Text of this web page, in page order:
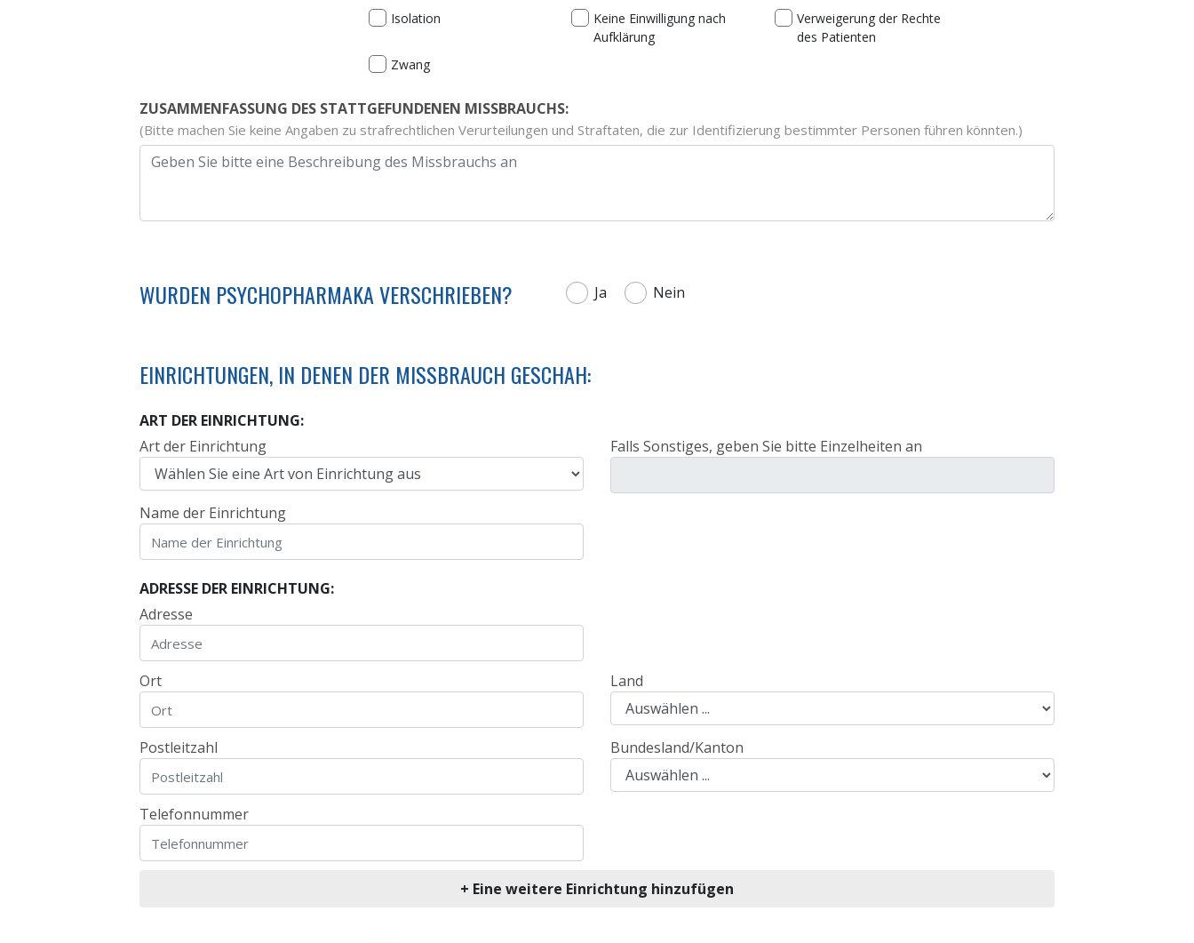
Isolation
Keine Einwilligung nach
Aufklärung
Verweigerung der Rechte
des Patienten
Zwang
ZUSAMMENFASSUNG DES STATTGEFUNDENEN MISSBRAUCHS:
(Bitte machen Sie keine Angaben zu strafrechtlichen Verurteilungen und Straftaten, die zur Identifizierung bestimmter Personen führen könnten.)
WURDEN PSYCHOPHARMAKA VERSCHRIEBEN? Ja Nein
EINRICHTUNGEN, IN DENEN DER MISSBRAUCH GESCHAH:
ART DER EINRICHTUNG:
Art der Einrichtung
Falls Sonstiges, geben Sie bitte Einzelheiten an
Name der Einrichtung
ADRESSE DER EINRICHTUNG:
Adresse
Ort Land
Postleitzahl Bundesland/Kanton
Telefonnummer
+ Eine weitere Einrichtung hinzufügen